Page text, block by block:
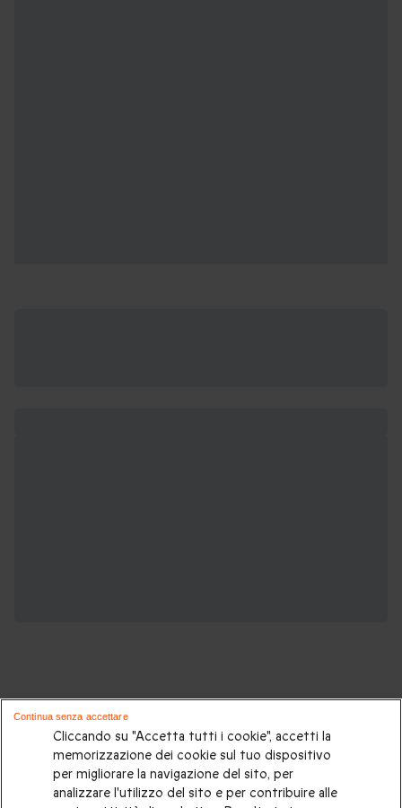
Potrebbero piacerti anche queste
esperienze romantiche:
Cliccando su "Accetta tutti i cookie", accetti la
memorizzazione dei cookie sul tuo dispositivo
per migliorare la navigazione del sito, per
analizzare l'utilizzo del sito e per contribuire alle
Continua senza accettare